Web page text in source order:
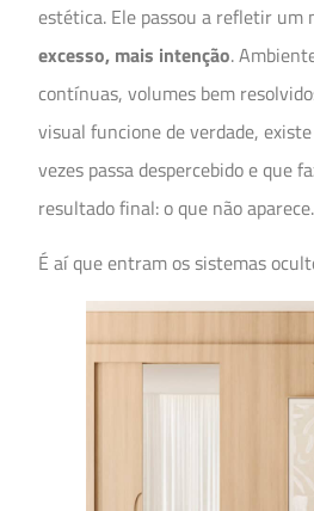
estética. Ele passou a refletir um
excesso, mais intenção.
contínuas, volumes bem
visual funcione de verdade,
vezes passa despercebido e que
resultado final: o que não aparece.
É aí que entram os sistemas